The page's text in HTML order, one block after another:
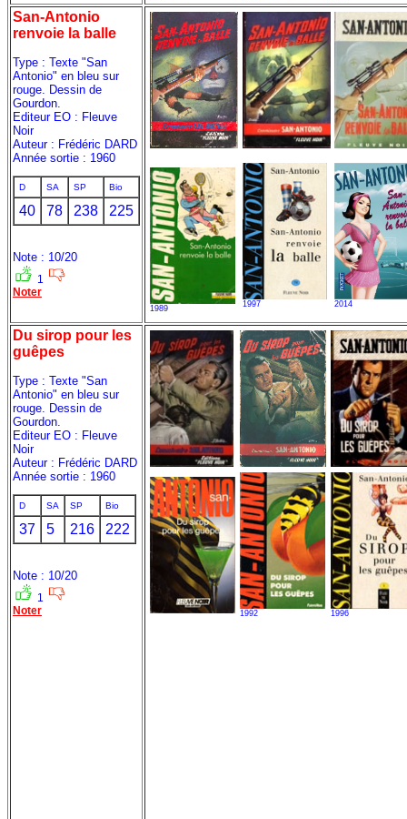
San-Antonio
renvoie la balle
Type : Texte "San
Antonio" en bleu sur
rouge. Dessin de
Gourdon.
Editeur EO : Fleuve
Noir
Auteur : Frédéric DARD
Année sortie : 1960
D SA SP Bio
40 78 238 225
Note : 10/20
1
Noter
1989 1997 2014
Du sirop pour les
guêpes
Type : Texte "San
Antonio" en bleu sur
rouge. Dessin de
Gourdon.
Editeur EO : Fleuve
Noir
Auteur : Frédéric DARD
Année sortie : 1960
D SA SP Bio
37 5 216 222
Note : 10/20
1
Noter
1992 1996